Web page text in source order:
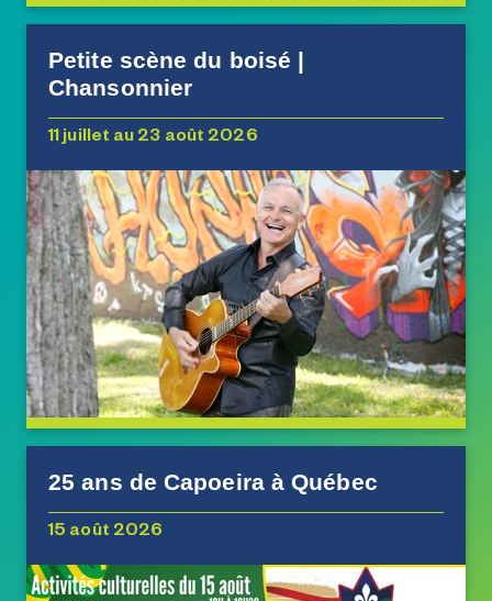
Petite scène du boisé |
Chansonnier
11 juillet au 23 août 2026
25 ans de Capoeira à Québec
15 août 2026